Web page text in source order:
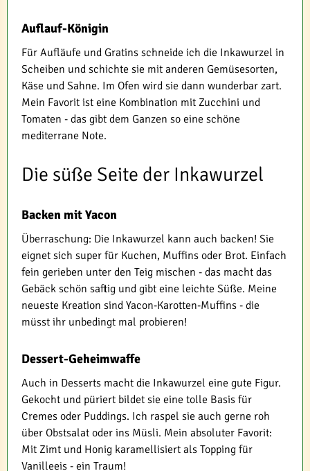
Auflauf-Königin
Für Aufläufe und Gratins schneide ich die Inkawurzel in
Scheiben und schichte sie mit anderen Gemüsesorten,
Käse und Sahne. Im Ofen wird sie dann wunderbar zart.
Mein Favorit ist eine Kombination mit Zucchini und
Tomaten - das gibt dem Ganzen so eine schöne
mediterrane Note.
Die süße Seite der Inkawurzel
Backen mit Yacon
Überraschung: Die Inkawurzel kann auch backen! Sie
eignet sich super für Kuchen, Muffins oder Brot. Einfach
fein gerieben unter den Teig mischen - das macht das
Gebäck schön saftig und gibt eine leichte Süße. Meine
neueste Kreation sind Yacon-Karotten-Muffins - die
müsst ihr unbedingt mal probieren!
Dessert-Geheimwaffe
Auch in Desserts macht die Inkawurzel eine gute Figur.
Gekocht und püriert bildet sie eine tolle Basis für
Cremes oder Puddings. Ich raspel sie auch gerne roh
über Obstsalat oder ins Müsli. Mein absoluter Favorit:
Mit Zimt und Honig karamellisiert als Topping für
Vanilleeis - ein Traum!